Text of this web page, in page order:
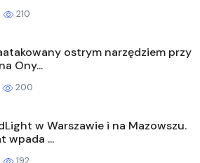
210
ostrym narzędziem przy
Ony...
200
w Warszawie i na Mazowszu.
wpada ...
192